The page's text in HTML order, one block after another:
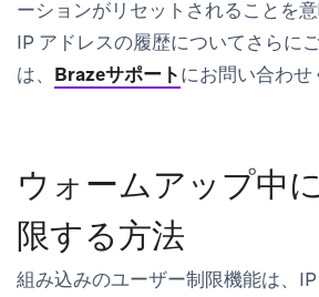
ーションがリセットされることを
IP アドレスの履歴についてさらに
は、 Brazeサポートにお問い合わせ
ウォームアップ中
限する方法
組み込みのユーザー制限機能は、